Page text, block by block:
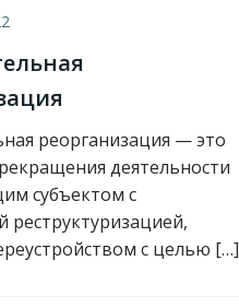
реорганизация — это
деятельности
субъектом с
реструктуризацией,
с целью […]